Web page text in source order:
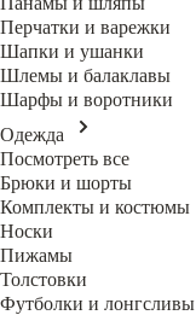
Перчатки и варежки
Шапки и ушанки
Шлемы и балаклавы
Шарфы и воротники
Одежда
Посмотреть все
Брюки и шорты
Комплекты и костюмы
Носки
Пижамы
Толстовки
Футболки и лонгсливы